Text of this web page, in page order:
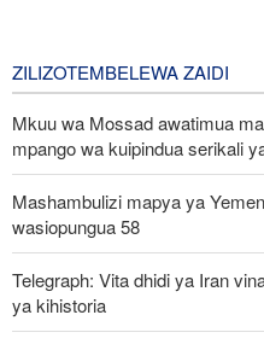
ZILIZOTEMBELEWA ZAIDI
Mkuu wa Mossad awatimua
mpango wa kuipindua serikali
Mashambulizi mapya ya
wasiopungua 58
Telegraph: Vita dhidi ya Iran
ya kihistoria